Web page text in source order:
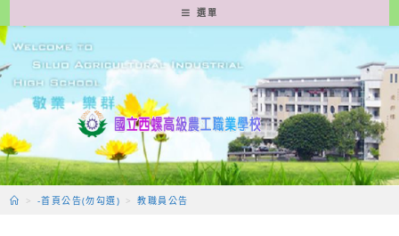
轉
至
要
容
選單
> -首頁公告(勿勾選) > 教職員公告